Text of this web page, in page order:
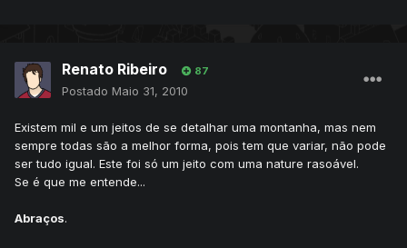
Renato Ribeiro 87
Postado Maio 31, 2010
Existem mil e um jeitos de se detalhar uma montanha, mas nem
sempre todas são a melhor forma, pois tem que variar, não pode
ser tudo igual. Este foi só um jeito com uma nature rasoável.
Se é que me entende...
Abraços.